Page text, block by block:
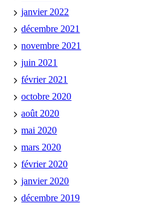
janvier 2022
décembre 2021
novembre 2021
juin 2021
février 2021
octobre 2020
août 2020
mai 2020
mars 2020
février 2020
janvier 2020
décembre 2019